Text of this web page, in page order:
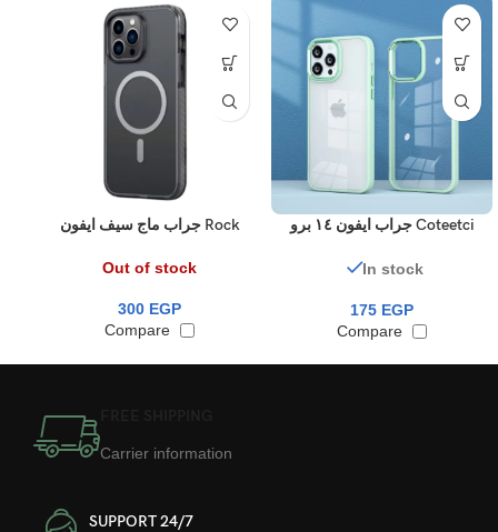
Coteetci جراب ايفون ١٤ برو
In stock
175 EGP
Compare
Rock جراب ماج سيف ايفون
Out of stock
300 EGP
Compare
Carrier information
24/7 SUPPORT